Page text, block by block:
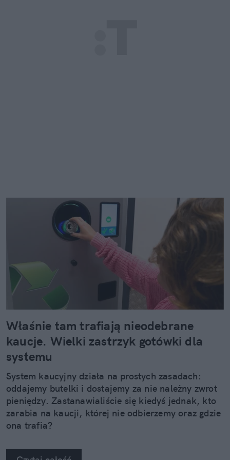
Właśnie tam trafiają nieodebrane
kaucje. Wielki zastrzyk gotówki dla
systemu
System kaucyjny działa na prostych zasadach:
oddajemy butelki i dostajemy za nie należny zwrot
pieniędzy. Zastanawialiście się kiedyś jednak, kto
zarabia na kaucji, której nie odbierzemy oraz gdzie
ona trafia?